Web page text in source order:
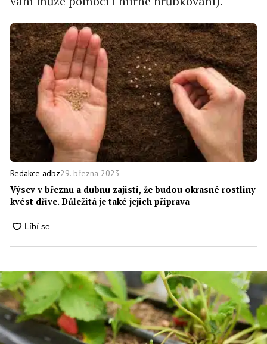
Redakce adbz29. března 2023
Výsev v březnu a dubnu zajistí, že budou okrasné rostliny
kvést dříve. Důležitá je také jejich příprava